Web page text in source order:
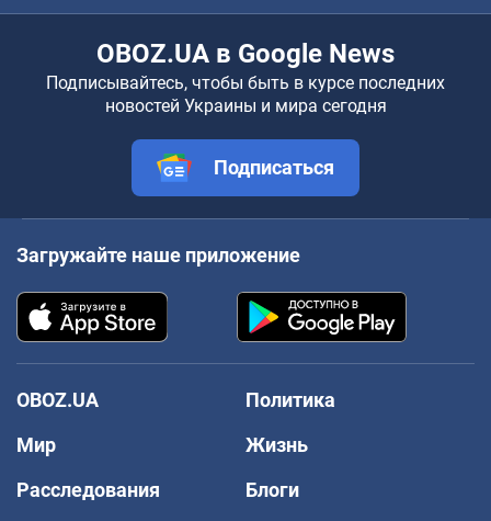
OBOZ.UA в Google News
Подписывайтесь, чтобы быть в курсе последних
новостей Украины и мира сегодня
Подписаться
Загружайте наше приложение
OBOZ.UA
Политика
Мир
Жизнь
Расследования
Блоги